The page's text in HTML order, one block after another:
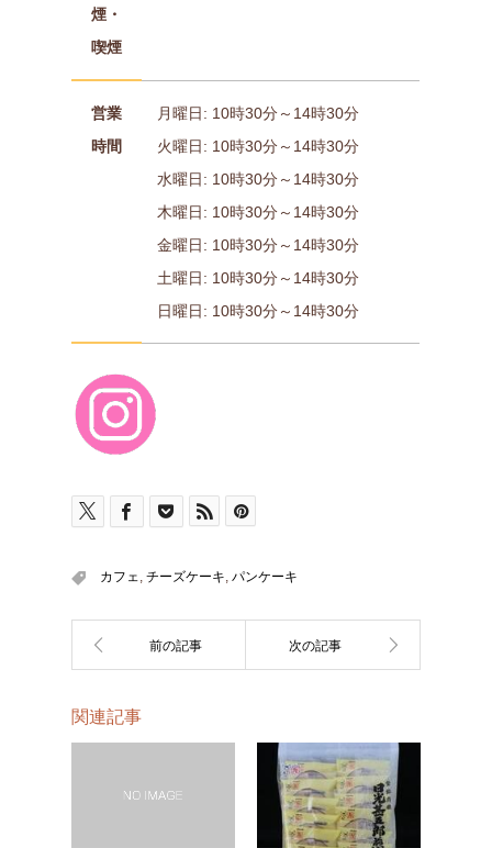
煙・
喫煙
営業
時間
月曜日: 10時30分～14時30分
火曜日: 10時30分～14時30分
水曜日: 10時30分～14時30分
木曜日: 10時30分～14時30分
金曜日: 10時30分～14時30分
土曜日: 10時30分～14時30分
日曜日: 10時30分～14時30分
カフェ チーズケーキ パンケーキ
関連記事